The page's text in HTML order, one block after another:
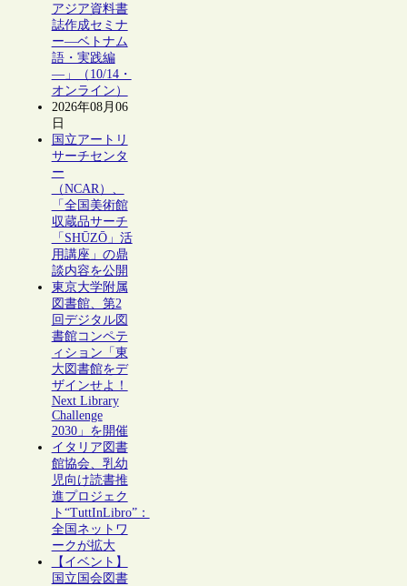
アジア資料書
誌作成セミナ
ー―ベトナム
語・実践編
―」（10/14・
オンライン）
2026年08月06
日
国立アートリ
サーチセンタ
ー
（NCAR）、
「全国美術館
収蔵品サーチ
「SHŪZŌ」活
用講座」の鼎
談内容を公開
東京大学附属
図書館、第2
回デジタル図
書館コンペテ
ィション「東
大図書館をデ
ザインせよ！
Next Library
Challenge
2030」を開催
イタリア図書
館協会、乳幼
児向け読書推
進プロジェク
ト“TuttInLibro”：
全国ネットワ
ークが拡大
【イベント】
国立国会図書